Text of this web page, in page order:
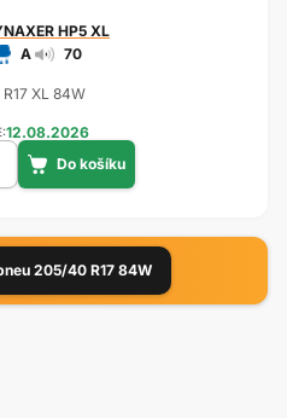
HP5 XL
A 70
XL 84W
12.08.2026
205/40 R17 84W